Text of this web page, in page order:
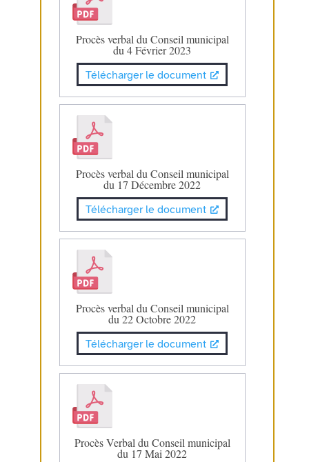
Procès verbal du Conseil municipal
du 4 Février 2023
Télécharger le document
Procès verbal du Conseil municipal
du 17 Décembre 2022
Télécharger le document
Procès verbal du Conseil municipal
du 22 Octobre 2022
Télécharger le document
Procès Verbal du Conseil municipal
du 17 Mai 2022